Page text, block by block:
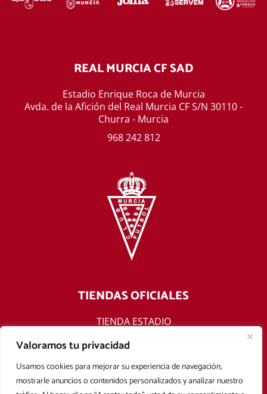
Valoramos tu privacidad
Usamos cookies para mejorar su experiencia de navegación,
mostrarle anuncios o contenidos personalizados y analizar nuestro
REAL MURCIA CF SAD
Estadio Enrique Roca de Murcia
Avda. de la Afición del Real Murcia CF S/N 30110 -
Churra - Murcia
968 242 812
TIENDAS OFICIALES
TIENDA ESTADIO
TIENDA ONLINE
F
a
T
w
Y
o
I
n